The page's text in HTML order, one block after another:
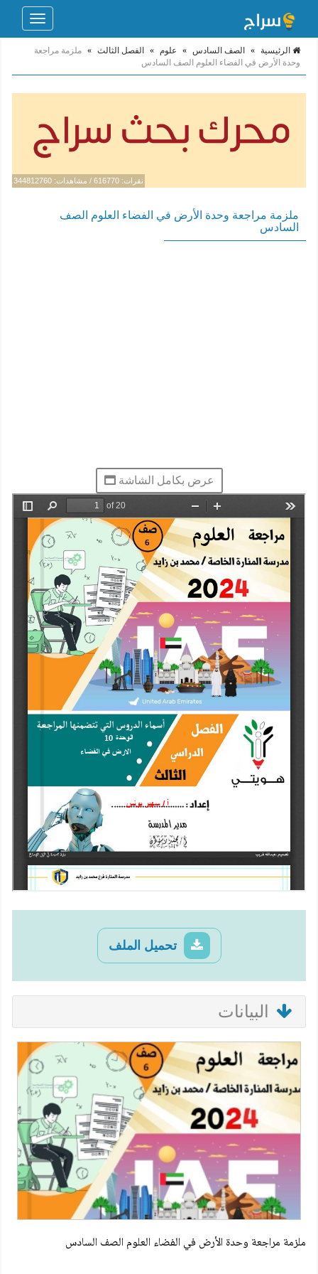
Toggle
الرئيسية » الصف السادس » علوم » الفصل الثالث » ملزمة مراجعة
وحدة الأرض في الفضاء العلوم الصف السادس
نقرات: 616770 / مشاهدات: 344812760
ملزمة مراجعة وحدة الأرض في الفضاء العلوم الصف
السادس
عرض بكامل الشاشة
تحميل الملف
البيانات
ملزمة مراجعة وحدة الأرض في الفضاء العلوم الصف السادس